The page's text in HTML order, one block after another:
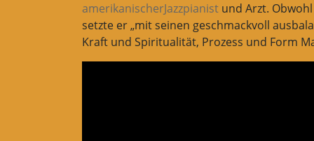
amerikanischerJazzpianist und Arzt.
setzte er „mit seinen geschmackvoll
Kraft und Spiritualität, Prozess und Form